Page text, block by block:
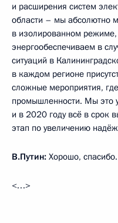
и расширения систем
области – мы абсолютно
в изолированном
энергообеспечиваем в
ситуаций в
в каждом регионе
сложные мероприятия,
промышленности. Мы это
и в 2020 году всё в срок
этап по увеличению
В.Путин: Хорошо, спасибо.
<…>